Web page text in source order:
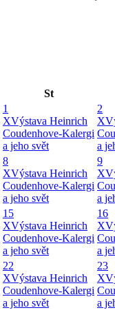
St
1
XVýstava Heinrich
Coudenhove-Kalergi
a jeho svět
2
X
a
8
XVýstava Heinrich
Coudenhove-Kalergi
a jeho svět
9
X
a
15
XVýstava Heinrich
Coudenhove-Kalergi
a jeho svět
16
X
a
22
XVýstava Heinrich
Coudenhove-Kalergi
a jeho svět
23
X
a